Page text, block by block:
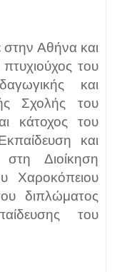
Αθήνα και
του
και
Σχολής του
κάτοχος του
και
Διοίκηση
Χαροκόπειου
διπλώματος
του